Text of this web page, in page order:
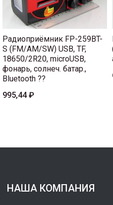
Радиоприёмник FP-259BT-
S (FM/AM/SW) USB, TF,
18650/2R20, microUSB,
фонарь, солнеч. батар.,
Bluetooth ??
995,44 ₽
НАША КОМПАНИЯ